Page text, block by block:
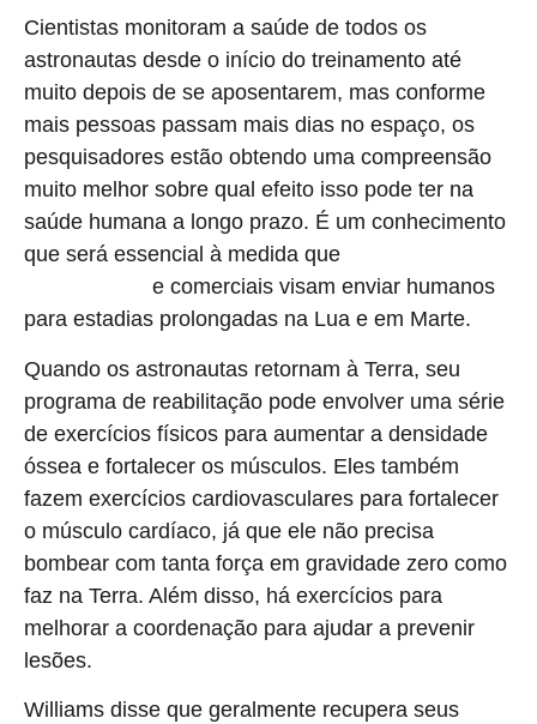
Cientistas monitoram a saúde de todos os
astronautas desde o início do treinamento até
muito depois de se aposentarem, mas conforme
mais pessoas passam mais dias no espaço, os
pesquisadores estão obtendo uma compreensão
muito melhor sobre qual efeito isso pode ter na
saúde humana a longo prazo. É um conhecimento
que será essencial à medida que
e comerciais visam enviar humanos
para estadias prolongadas na Lua e em Marte.
Quando os astronautas retornam à Terra, seu
programa de reabilitação pode envolver uma série
de exercícios físicos para aumentar a densidade
óssea e fortalecer os músculos. Eles também
fazem exercícios cardiovasculares para fortalecer
o músculo cardíaco, já que ele não precisa
bombear com tanta força em gravidade zero como
faz na Terra. Além disso, há exercícios para
melhorar a coordenação para ajudar a prevenir
lesões.
Williams disse que geralmente recupera seus